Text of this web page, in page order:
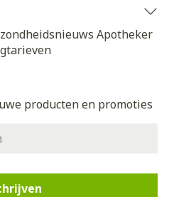
Apotheker
producten en promoties